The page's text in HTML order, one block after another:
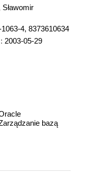
4, 8373610634
2003-05-29
bazą